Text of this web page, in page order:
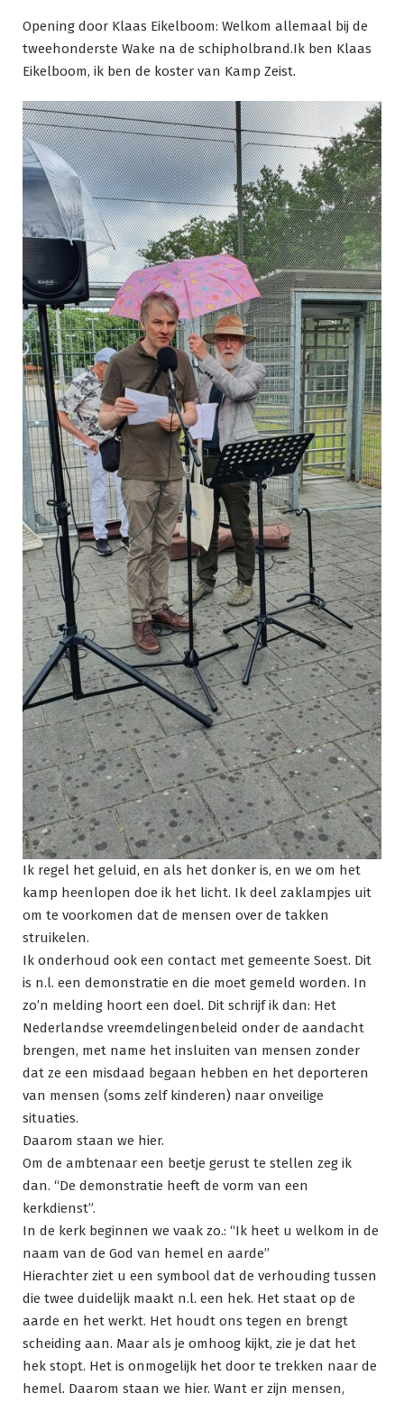
Opening door Klaas Eikelboom: Welkom allemaal bij de
tweehonderste Wake na de schipholbrand.Ik ben Klaas
Eikelboom, ik ben de koster van Kamp Zeist.
Ik regel het geluid, en als het donker is, en we om het
kamp heenlopen doe ik het licht. Ik deel zaklampjes uit
om te voorkomen dat de mensen over de takken
struikelen.
Ik onderhoud ook een contact met gemeente Soest. Dit
is n.l. een demonstratie en die moet gemeld worden. In
zo’n melding hoort een doel. Dit schrijf ik dan: Het
Nederlandse vreemdelingenbeleid onder de aandacht
brengen, met name het insluiten van mensen zonder
dat ze een misdaad begaan hebben en het deporteren
van mensen (soms zelf kinderen) naar onveilige
situaties.
Daarom staan we hier.
Om de ambtenaar een beetje gerust te stellen zeg ik
dan. “De demonstratie heeft de vorm van een
kerkdienst”.
In de kerk beginnen we vaak zo.: “Ik heet u welkom in de
naam van de God van hemel en aarde”
Hierachter ziet u een symbool dat de verhouding tussen
die twee duidelijk maakt n.l. een hek. Het staat op de
aarde en het werkt. Het houdt ons tegen en brengt
scheiding aan. Maar als je omhoog kijkt, zie je dat het
hek stopt. Het is onmogelijk het door te trekken naar de
hemel. Daarom staan we hier. Want er zijn mensen,